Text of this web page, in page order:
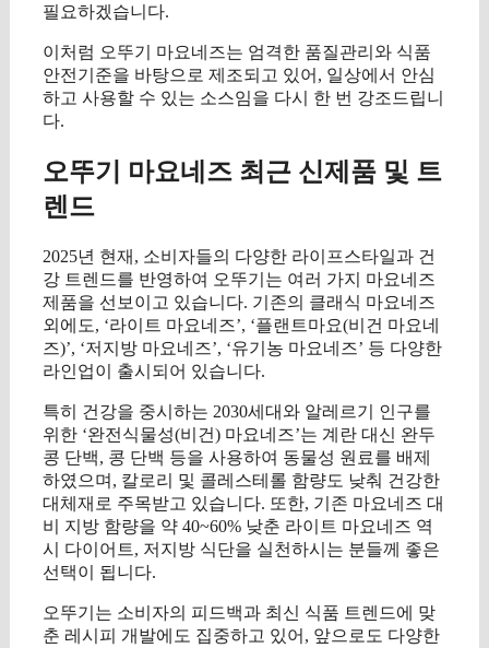
필요하겠습니다.
이처럼 오뚜기 마요네즈는 엄격한 품질관리와 식품
안전기준을 바탕으로 제조되고 있어, 일상에서 안심
하고 사용할 수 있는 소스임을 다시 한 번 강조드립니
다.
오뚜기 마요네즈 최근 신제품 및 트
렌드
2025년 현재, 소비자들의 다양한 라이프스타일과 건
강 트렌드를 반영하여 오뚜기는 여러 가지 마요네즈
제품을 선보이고 있습니다. 기존의 클래식 마요네즈
외에도, ‘라이트 마요네즈’, ‘플랜트마요(비건 마요네
즈)’, ‘저지방 마요네즈’, ‘유기농 마요네즈’ 등 다양한
라인업이 출시되어 있습니다.
특히 건강을 중시하는 2030세대와 알레르기 인구를
위한 ‘완전식물성(비건) 마요네즈’는 계란 대신 완두
콩 단백, 콩 단백 등을 사용하여 동물성 원료를 배제
하였으며, 칼로리 및 콜레스테롤 함량도 낮춰 건강한
대체재로 주목받고 있습니다. 또한, 기존 마요네즈 대
비 지방 함량을 약 40~60% 낮춘 라이트 마요네즈 역
시 다이어트, 저지방 식단을 실천하시는 분들께 좋은
선택이 됩니다.
오뚜기는 소비자의 피드백과 최신 식품 트렌드에 맞
춘 레시피 개발에도 집중하고 있어, 앞으로도 다양한